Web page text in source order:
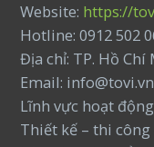
Website: https://
Hotline: 0912 502
Địa chỉ: TP. Hồ
Email: info@tovi.vn
Lĩnh vực hoạt
Thiết kế – thi